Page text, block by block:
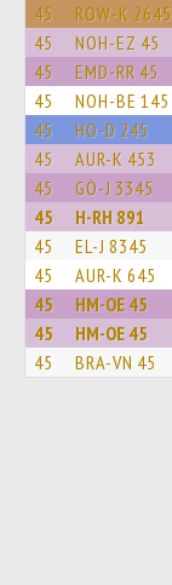
45 ROW-K 2645
45 NOH-EZ 45
45 EMD-RR 45
45 NOH-BE 145
45 HO-D 245
45 AUR-K 453
45 GÖ-J 3345
45 H-RH 891
45 EL-J 8345
45 AUR-K 645
45 HM-OE 45
45 HM-OE 45
45 BRA-VN 45